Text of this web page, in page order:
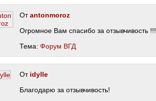
Отantonmoroz
Огромное Вам спасибо за отзывчивость !!!
Тема: Форум ВГД
От idylle
Благодарю за отзывчивость!